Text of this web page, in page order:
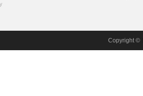
Copyright ©